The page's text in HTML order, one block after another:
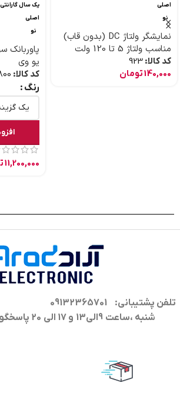
اصلی
نو
نمایشگر ولتاژ DC (بدون قاب)
مناسب ولتاژ 5 تا 120 ولت
کد کالا: 923
140,000تومان
یک سال گارانتی
اصلی
نو
پاوربانک
یو وی
کد کالا:
رنگ
11,200,000
تلفن پشتیبانی: 09132365701
شنبه ،ساعت 9الی13 و 17 الی 20 پاسخگوی شما هستیم